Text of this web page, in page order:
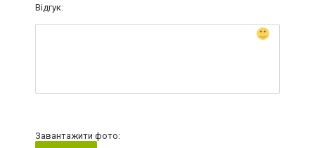
Відгук:
Завантажити фото: